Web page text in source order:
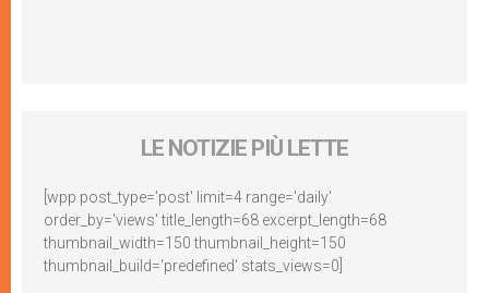
LE NOTIZIE PIÙ LETTE
[wpp post_type='post' limit=4 range='daily'
order_by='views' title_length=68 excerpt_length=68
thumbnail_width=150 thumbnail_height=150
thumbnail_build='predefined' stats_views=0]